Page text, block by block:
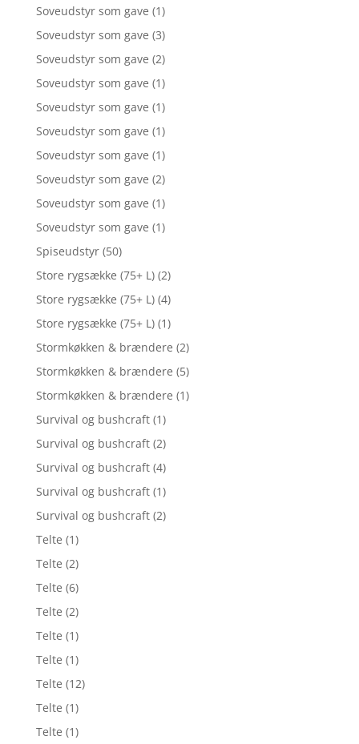
Soveudstyr som gave (1)
Soveudstyr som gave (3)
Soveudstyr som gave (2)
Soveudstyr som gave (1)
Soveudstyr som gave (1)
Soveudstyr som gave (1)
Soveudstyr som gave (1)
Soveudstyr som gave (2)
Soveudstyr som gave (1)
Soveudstyr som gave (1)
Spiseudstyr (50)
Store rygsække (75+ L) (2)
Store rygsække (75+ L) (4)
Store rygsække (75+ L) (1)
Stormkøkken & brændere (2)
Stormkøkken & brændere (5)
Stormkøkken & brændere (1)
Survival og bushcraft (1)
Survival og bushcraft (2)
Survival og bushcraft (4)
Survival og bushcraft (1)
Survival og bushcraft (2)
Telte (1)
Telte (2)
Telte (6)
Telte (2)
Telte (1)
Telte (1)
Telte (12)
Telte (1)
Telte (1)